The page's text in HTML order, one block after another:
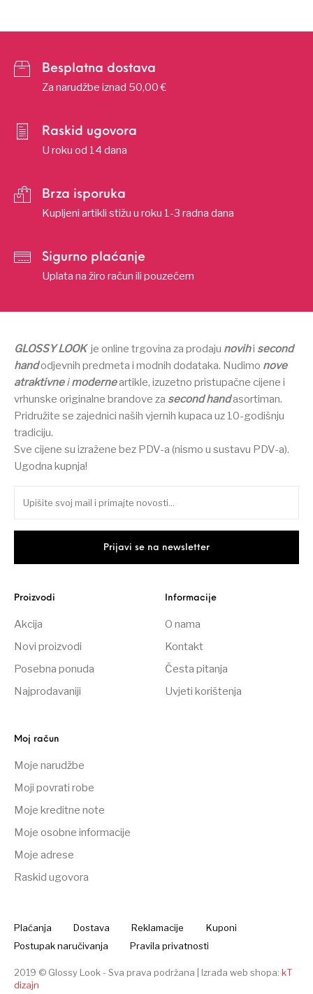
Besplatna dostava
Za narudžbe iznad 50,00 €
Raskid ugovora
U roku od 14 dana
Brza isporuka
Kupljeni artikli stižu u roku 1-3 radna dana
Sigurno plaćanje
Uplata na žiro račun ili pouzećem
GLOSSY LOOK je online trgovina za prodaju novihi second
handodjevnih predmeta i modnih dodataka. Nudimo nove
atraktivneimoderneartikle, izuzetno pristupačne cijene i
vrhunske originalne brandove za second handasortiman.
Pridružite se zajednici naših vjernih kupaca uz 10-godišnju
tradiciju.
Sve cijene su izražene bez PDV-a (nismo u sustavu PDV-a).
Ugodna kupnja!
Proizvodi
Akcija
Novi proizvodi
Posebna ponuda
Najprodavaniji
Informacije
O nama
Kontakt
Česta pitanja
Uvjeti korištenja
Moj račun
Moje narudžbe
Moji povrati robe
Moje kreditne note
Moje osobne informacije
Moje adrese
Raskid ugovora
Plaćanja Dostava Reklamacije
Kuponi
Postupak naručivanja
Pravila privatnosti
2019 © Glossy Look - Sva prava podržana | Izrada web shopa: kT
dizajn